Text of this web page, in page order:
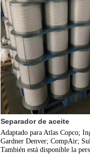
Separador de aceite
Adaptado para Atlas Copco;
Gardner Denver; CompAir;
También está disponible la